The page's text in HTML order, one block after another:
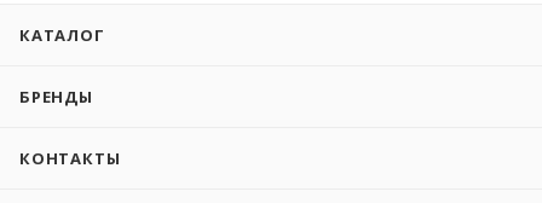
КАТАЛОГ
БРЕНДЫ
КОНТАКТЫ